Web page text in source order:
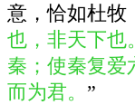
意，恰如杜牧
也，非天下也
秦；使秦复爱
而为君。 ”